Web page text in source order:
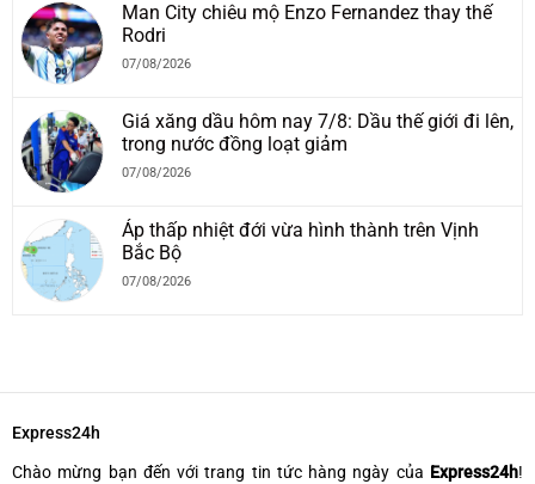
Man City chiêu mộ Enzo Fernandez thay thế
Rodri
07/08/2026
Giá xăng dầu hôm nay 7/8: Dầu thế giới đi lên,
trong nước đồng loạt giảm
07/08/2026
Áp thấp nhiệt đới vừa hình thành trên Vịnh
Bắc Bộ
07/08/2026
Express24h
Chào mừng bạn đến với trang tin tức hàng ngày của Express24h!